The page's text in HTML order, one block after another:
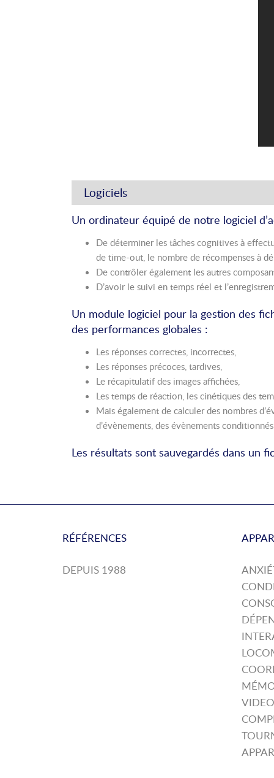
Logiciels
Un ordinateur équipé de notre logiciel
De déterminer les tâches cognitives à
de time-out, le nombre de récompenses à
De contrôler également les autres
D’avoir le suivi en temps réel et
Un module logiciel pour la gestion des
des performances globales :
Les réponses correctes, incorrectes,
Les réponses précoces, tardives,
Le récapitulatif des images affichées,
Les temps de réaction, les cinétiques des
Mais également de calculer des nombres
d’évènements, des évènements
Les résultats sont sauvegardés dans un
RÉFÉRENCES
DEPUIS 1988